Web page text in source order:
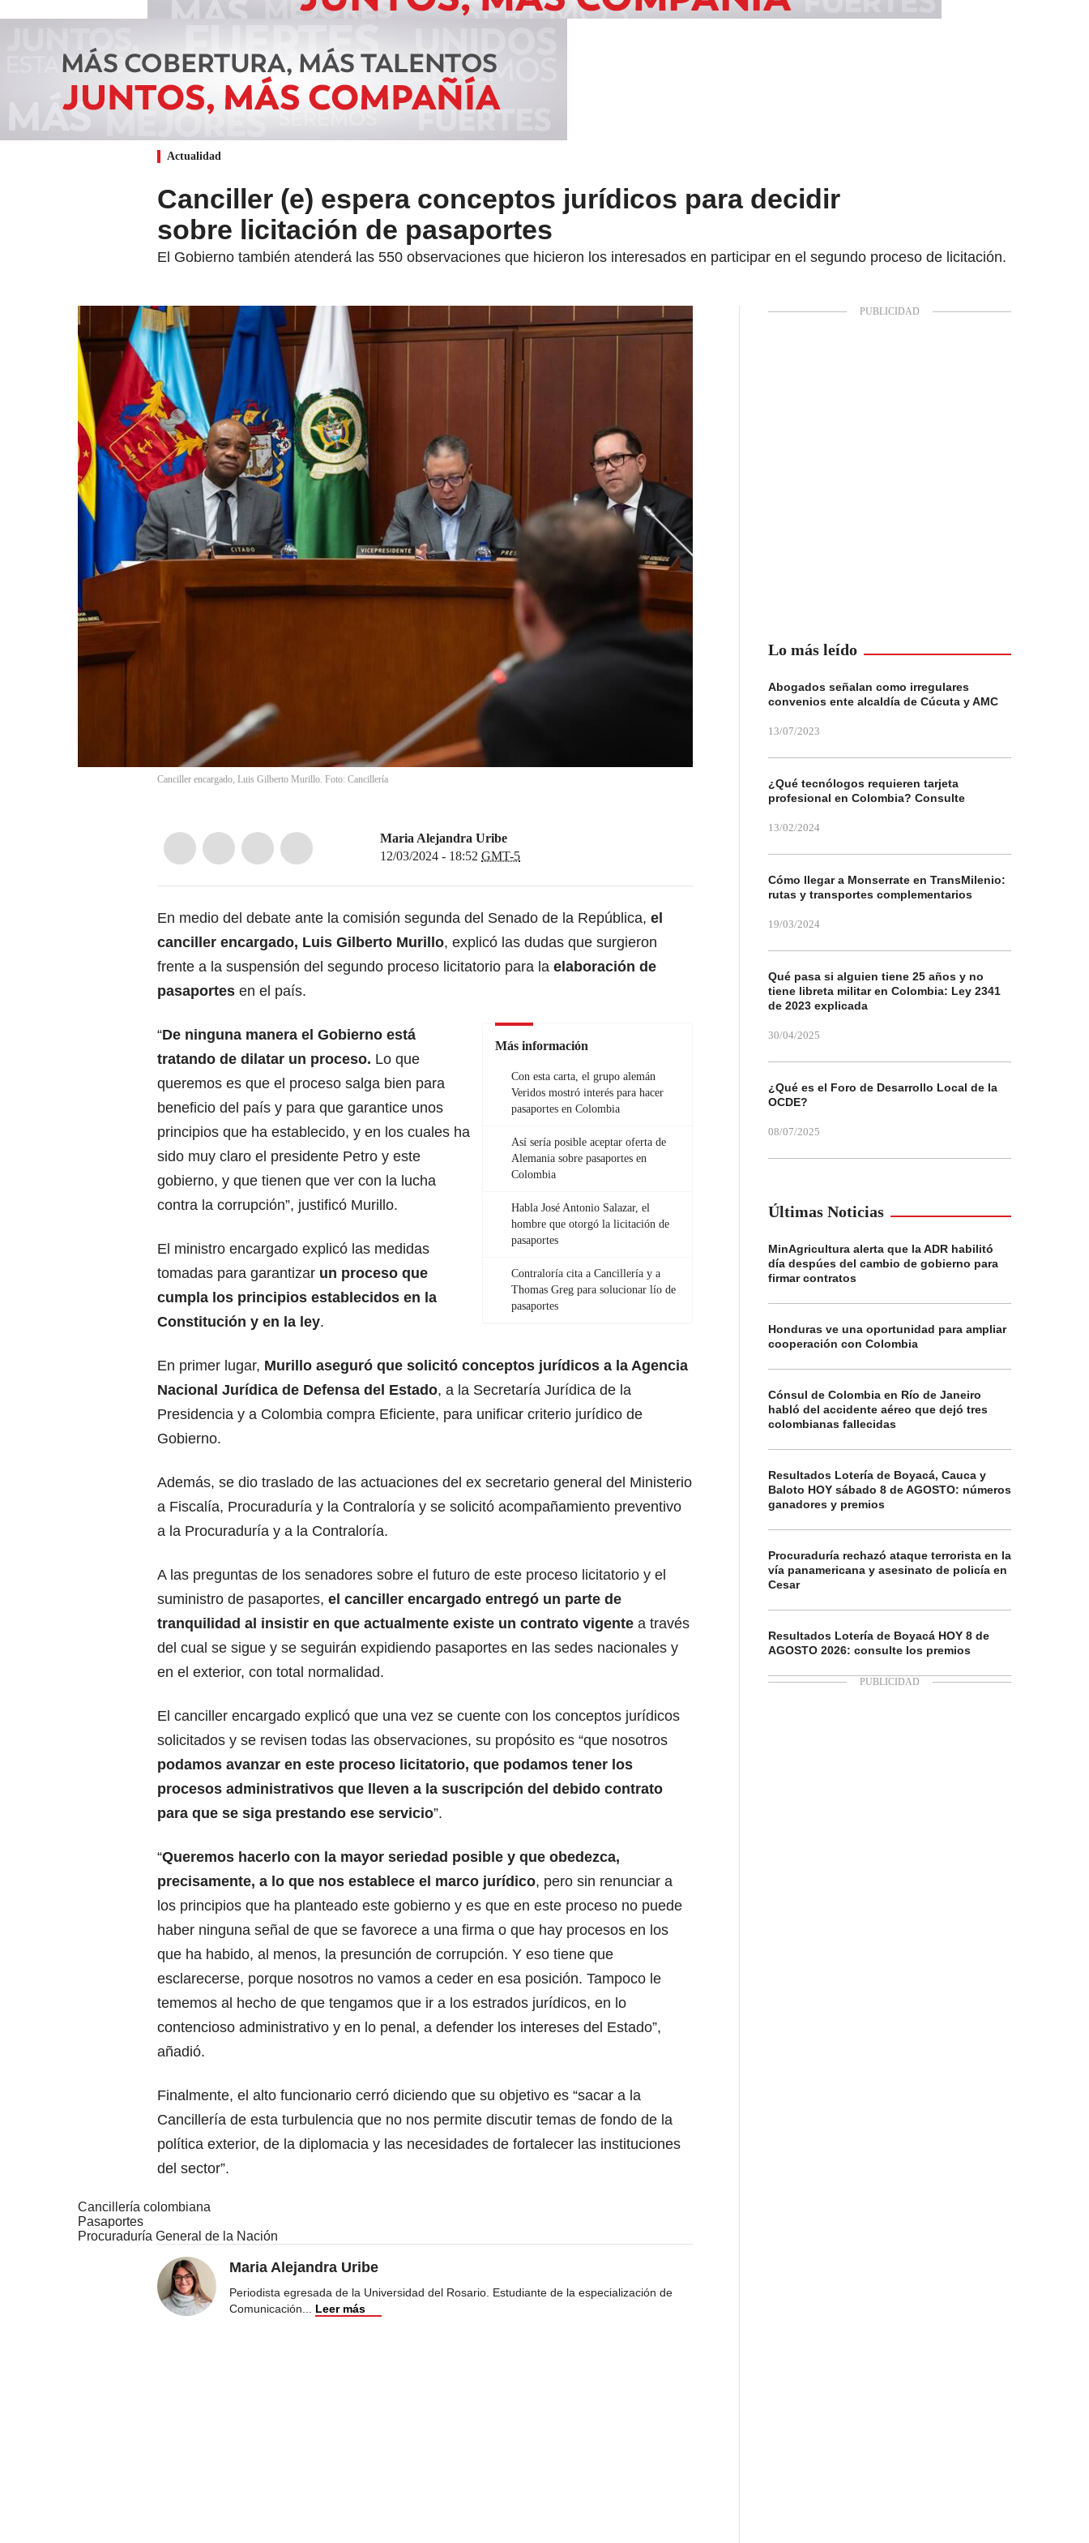
Actualidad
Canciller (e) espera conceptos jurídicos para decidir
sobre licitación de pasaportes
El Gobierno también atenderá las 550 observaciones que hicieron los interesados en participar en el segundo proceso de licitación.
Canciller encargado, Luis Gilberto Murillo. Foto: Cancillería
Maria Alejandra Uribe
12/03/2024 - 18:52 GMT-5
En medio del debate ante la comisión segunda del Senado de la República, el
canciller encargado, Luis Gilberto Murillo, explicó las dudas que surgieron
frente a la suspensión del segundo proceso licitatorio para la elaboración de
pasaportes en el país.
Más información
Con esta carta, el grupo alemán
Veridos mostró interés para hacer
pasaportes en Colombia
Así sería posible aceptar oferta de
Alemania sobre pasaportes en
Colombia
Habla José Antonio Salazar, el
hombre que otorgó la licitación de
pasaportes
Contraloría cita a Cancillería y a
Thomas Greg para solucionar lío de
pasaportes
“De ninguna manera el Gobierno está
tratando de dilatar un proceso. Lo que
queremos es que el proceso salga bien para
beneficio del país y para que garantice unos
principios que ha establecido, y en los cuales ha
sido muy claro el presidente Petro y este
gobierno, y que tienen que ver con la lucha
contra la corrupción”, justificó Murillo.
El ministro encargado explicó las medidas
tomadas para garantizar un proceso que
cumpla los principios establecidos en la
Constitución y en la ley.
En primer lugar, Murillo aseguró que solicitó conceptos jurídicos a la Agencia
Nacional Jurídica de Defensa del Estado, a la Secretaría Jurídica de la
Presidencia y a Colombia compra Eficiente, para unificar criterio jurídico de
Gobierno.
Además, se dio traslado de las actuaciones del ex secretario general del Ministerio
a Fiscalía, Procuraduría y la Contraloría y se solicitó acompañamiento preventivo
a la Procuraduría y a la Contraloría.
A las preguntas de los senadores sobre el futuro de este proceso licitatorio y el
suministro de pasaportes, el canciller encargado entregó un parte de
tranquilidad al insistir en que actualmente existe un contrato vigente a través
del cual se sigue y se seguirán expidiendo pasaportes en las sedes nacionales y
en el exterior, con total normalidad.
El canciller encargado explicó que una vez se cuente con los conceptos jurídicos
solicitados y se revisen todas las observaciones, su propósito es “que nosotros
podamos avanzar en este proceso licitatorio, que podamos tener los
procesos administrativos que lleven a la suscripción del debido contrato
para que se siga prestando ese servicio”.
“Queremos hacerlo con la mayor seriedad posible y que obedezca,
precisamente, a lo que nos establece el marco jurídico, pero sin renunciar a
los principios que ha planteado este gobierno y es que en este proceso no puede
haber ninguna señal de que se favorece a una firma o que hay procesos en los
que ha habido, al menos, la presunción de corrupción. Y eso tiene que
esclarecerse, porque nosotros no vamos a ceder en esa posición. Tampoco le
tememos al hecho de que tengamos que ir a los estrados jurídicos, en lo
contencioso administrativo y en lo penal, a defender los intereses del Estado”,
añadió.
Finalmente, el alto funcionario cerró diciendo que su objetivo es “sacar a la
Cancillería de esta turbulencia que no nos permite discutir temas de fondo de la
política exterior, de la diplomacia y las necesidades de fortalecer las instituciones
del sector”.
Cancillería colombiana
Pasaportes
Procuraduría General de la Nación
Maria Alejandra Uribe
Periodista egresada de la Universidad del Rosario. Estudiante de la especialización de
Comunicación... Leer más
Lo más leído
Abogados señalan como irregulares
convenios ente alcaldía de Cúcuta y AMC
13/07/2023
¿Qué tecnólogos requieren tarjeta
profesional en Colombia? Consulte
13/02/2024
Cómo llegar a Monserrate en TransMilenio:
rutas y transportes complementarios
19/03/2024
Qué pasa si alguien tiene 25 años y no
tiene libreta militar en Colombia: Ley 2341
de 2023 explicada
30/04/2025
¿Qué es el Foro de Desarrollo Local de la
OCDE?
08/07/2025
Últimas Noticias
MinAgricultura alerta que la ADR habilitó
día despúes del cambio de gobierno para
firmar contratos
Honduras ve una oportunidad para ampliar
cooperación con Colombia
Cónsul de Colombia en Río de Janeiro
habló del accidente aéreo que dejó tres
colombianas fallecidas
Resultados Lotería de Boyacá, Cauca y
Baloto HOY sábado 8 de AGOSTO: números
ganadores y premios
Procuraduría rechazó ataque terrorista en la
vía panamericana y asesinato de policía en
Cesar
Resultados Lotería de Boyacá HOY 8 de
AGOSTO 2026: consulte los premios